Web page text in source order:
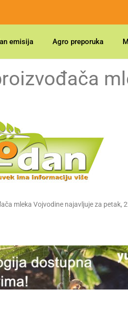
emisija Agro preporuka
mleka Vojvodine najavljuje za petak,